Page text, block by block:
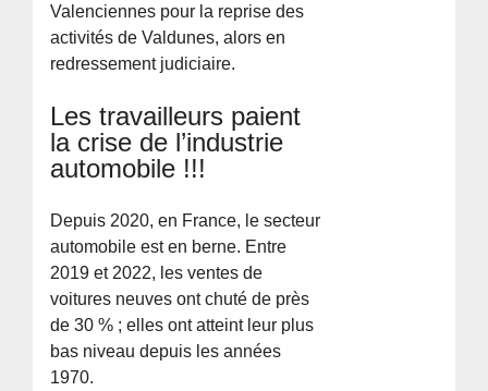
Valenciennes pour la reprise des
activités de Valdunes, alors en
redressement judiciaire.
Les travailleurs paient
la crise de l’industrie
automobile !!!
Depuis 2020, en France, le secteur
automobile est en berne. Entre
2019 et 2022, les ventes de
voitures neuves ont chuté de près
de 30 % ; elles ont atteint leur plus
bas niveau depuis les années
1970.